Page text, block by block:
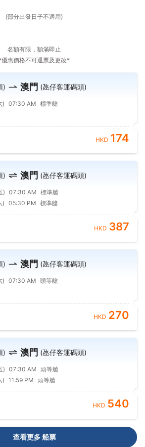
(部分出發日子不適用)
名額有限，額滿即止
優惠價格不可退票及更改*
) 澳門 (氹仔客運碼頭)
) 07:30 AM 標準艙
HKD 174
) 澳門 (氹仔客運碼頭)
) 07:30 AM 標準艙
) 05:30 PM 標準艙
HKD 387
) 澳門 (氹仔客運碼頭)
) 07:30 AM 頭等艙
HKD 270
) 澳門 (氹仔客運碼頭)
) 07:30 AM 頭等艙
) 11:59 PM 頭等艙
HKD 540
查看更多 船票